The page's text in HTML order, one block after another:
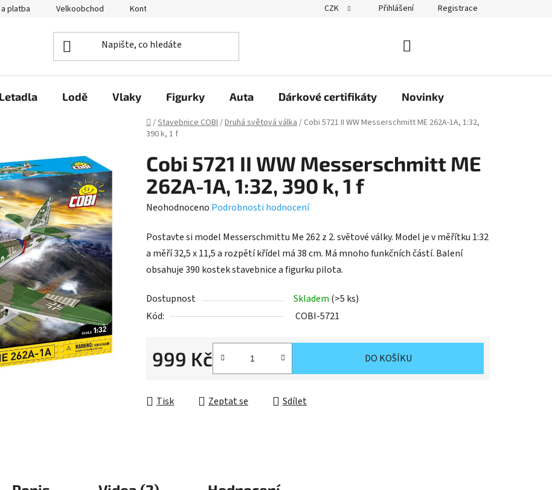
platba Velkoobchod Kontakty CZK Přihlášení Registrace
KOŠÍK
Letadla Lodě Vlaky Figurky Auta Dárkové certifikáty Novinky
Domů
/Stavebnice COBI/Druhá světová válka/ Cobi 5721 II WW Messerschmitt ME 262A-1A, 1:32,
390 k, 1 f
Cobi 5721 II WW Messerschmitt ME
262A-1A, 1:32, 390 k, 1 f
Průměrné
produktu
je
0,0
5
hvězdiček.
Neohodnoceno Podrobnosti hodnocení
Postavte si model Messerschmittu Me 262 z 2. světové války. Model je v měřítku 1:32
a měří 32,5 x 11,5 a rozpětí křídel má 38 cm. Má mnoho funkčních částí. Balení
obsahuje 390 kostek stavebnice a figurku pilota.
Dostupnost Skladem (>5 ks)
Kód:
COBI-5721
999 Kč DO KOŠÍKU
Tisk Zeptat se Sdílet